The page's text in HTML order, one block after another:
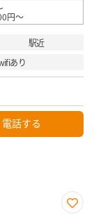
円～
駅近
あり
電話する